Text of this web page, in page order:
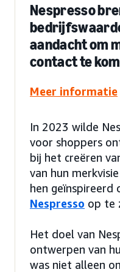
Nespresso
aandacht om
contact te
Meer informatie
In 2023 wilde
voor shoppers
bij het creëren
van hun
hen geïnspireerd
Nespresso op te
Het doel van
ontwerpen van
was niet alleen